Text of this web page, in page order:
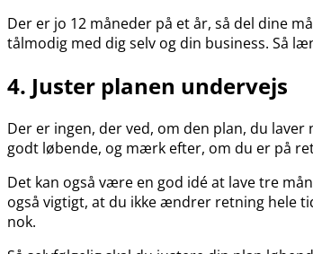
Der er jo 12 måneder på et år, så del dine
tålmodig med dig selv og din business. Så
4. Juster planen undervejs
Der er ingen, der ved, om den plan, du
godt løbende, og mærk efter, om du er på
Det kan også være en god idé at lave tre
også vigtigt, at du ikke ændrer retning hele
nok.